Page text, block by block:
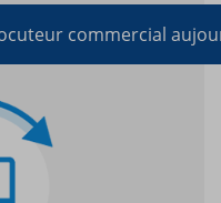
commercial